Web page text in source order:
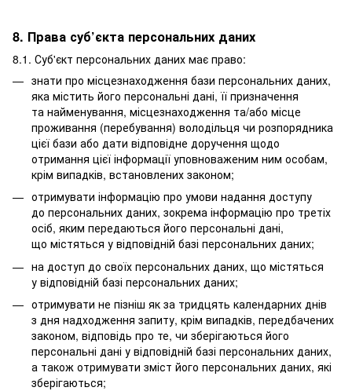
8. Права суб’єкта персональних даних
8.1. Суб'єкт персональних даних має право:
знати про місцезнаходження бази персональних даних,
яка містить його персональні дані, її призначення
та найменування, місцезнаходження та/або місце
проживання (перебування) володільця чи розпорядника
цієї бази або дати відповідне доручення щодо
отримання цієї інформації уповноваженим ним особам,
крім випадків, встановлених законом;
отримувати інформацію про умови надання доступу
до персональних даних, зокрема інформацію про третіх
осіб, яким передаються його персональні дані,
що містяться у відповідній базі персональних даних;
на доступ до своїх персональних даних, що містяться
у відповідній базі персональних даних;
отримувати не пізніш як за тридцять календарних днів
з дня надходження запиту, крім випадків, передбачених
законом, відповідь про те, чи зберігаються його
персональні дані у відповідній базі персональних даних,
а також отримувати зміст його персональних даних, які
зберігаються;